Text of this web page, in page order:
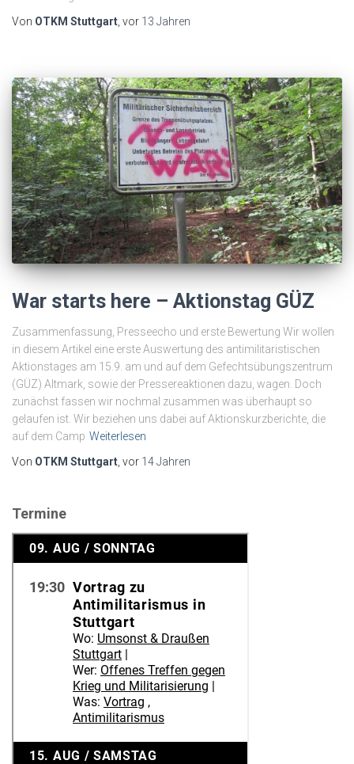
Von OTKM Stuttgart , vor 13 Jahren
War starts here – Aktionstag GÜZ
Zusammenfassung, Presseecho und erste Bewertung Wir wollen
in diesem Artikel eine erste Auswertung des antimilitaristischen
Aktionstages am 15.9. am und auf dem Gefechtsübungszentrum
(GÜZ) Altmark, sowie der Pressereaktionen dazu, wagen. Doch
zunächst fassen wir nochmal zusammen was überhaupt so
gelaufen ist. Wir beziehen uns dabei auf Aktionskurzberichte, die
auf dem Camp Weiterlesen
Von OTKM Stuttgart , vor 14 Jahren
Termine